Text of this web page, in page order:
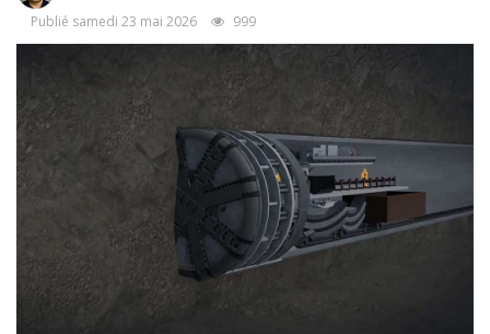
Publié samedi 23 mai 2026 999